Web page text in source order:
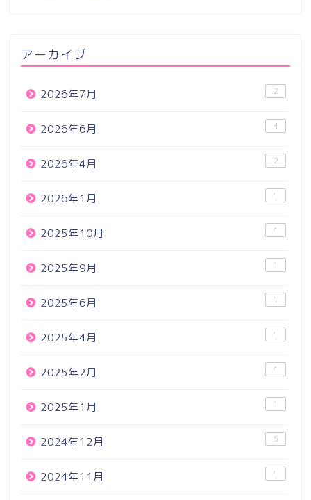
アーカイブ
2026年7月 2
2026年6月 4
2026年4月 2
2026年1月 1
2025年10月 1
2025年9月 1
2025年6月 1
2025年4月 1
2025年2月 1
2025年1月 1
2024年12月 5
2024年11月 1